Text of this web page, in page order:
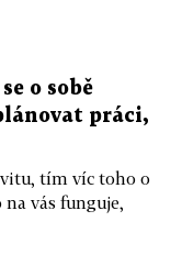
o sobě
práci,
tím víc toho o
na vás funguje,